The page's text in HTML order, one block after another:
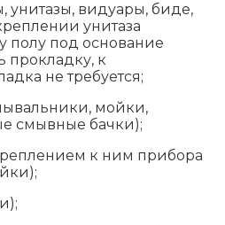
унитазы, видуары, биде,
унитаза
полу под основание
прокладку, к
не требуется;
мойки,
смывные бачки);
к ним прибора